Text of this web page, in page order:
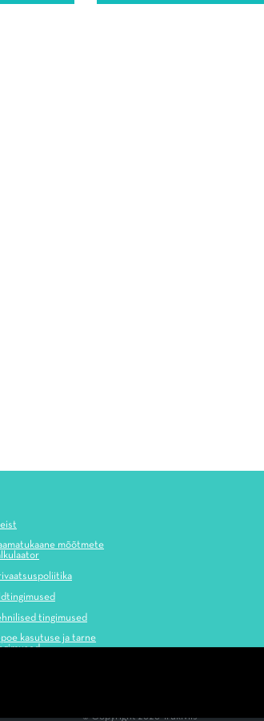
mõõtmete
tingimused
poe kasutuse ja tarne
© Copyright 2026Trükiviis